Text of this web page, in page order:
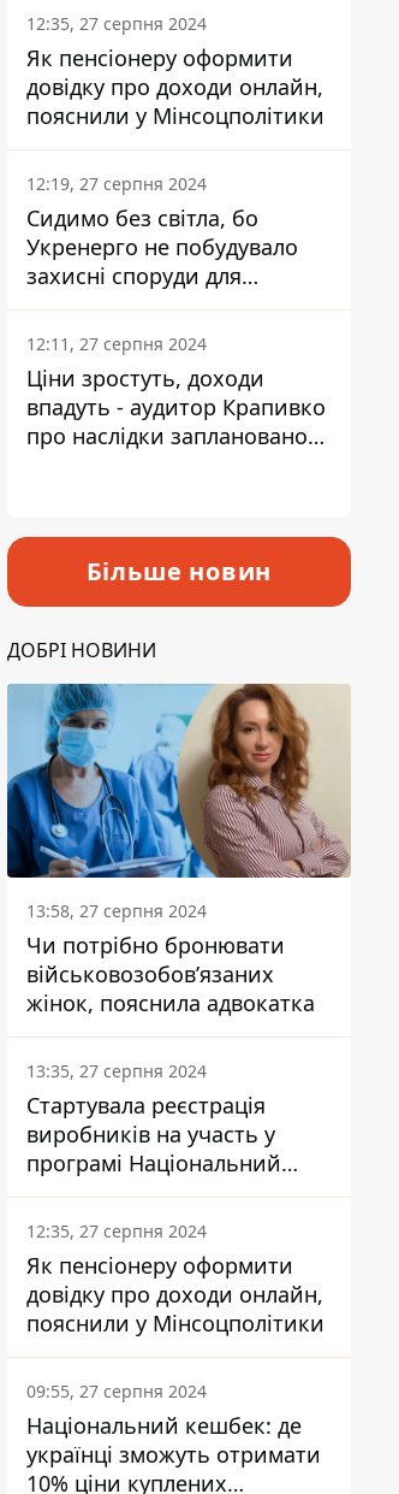
12:35, 27 серпня 2024
Як пенсіонеру оформити
довідку про доходи онлайн,
пояснили у Мінсоцполітики
12:19, 27 серпня 2024
Сидимо без світла, бо
Укренерго не побудувало
захисні споруди для
енергетики - нардеп
Кучеренко
12:11, 27 серпня 2024
Ціни зростуть, доходи
впадуть - аудитор Крапивко
про наслідки запланованого
Більше новин
ДОБРІ НОВИНИ
13:58, 27 серпня 2024
Чи потрібно бронювати
військовозобов’язаних
жінок, пояснила адвокатка
13:35, 27 серпня 2024
Стартувала реєстрація
виробників на участь у
програмі Національний
кешбек: як це зробити
через портал Дія
12:35, 27 серпня 2024
Як пенсіонеру оформити
довідку про доходи онлайн,
пояснили у Мінсоцполітики
09:55, 27 серпня 2024
Національний кешбек: де
українці зможуть отримати
10% ціни куплених